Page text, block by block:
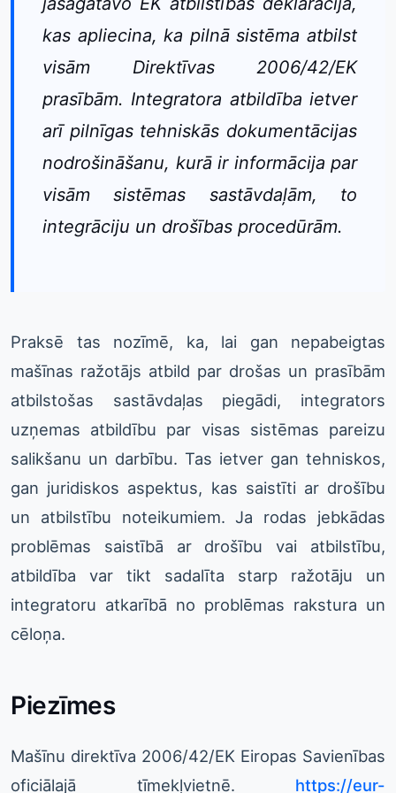
kas apliecina, ka pilnā sistēma atbilst
visām Direktīvas 2006/42/EK
prasībām. Integratora atbildība ietver
arī pilnīgas tehniskās dokumentācijas
nodrošināšanu, kurā ir informācija par
visām sistēmas sastāvdaļām, to
integrāciju un drošības procedūrām.
Praksē tas nozīmē, ka, lai gan nepabeigtas
mašīnas ražotājs atbild par drošas un prasībām
atbilstošas sastāvdaļas piegādi, integrators
uzņemas atbildību par visas sistēmas pareizu
salikšanu un darbību. Tas ietver gan tehniskos,
gan juridiskos aspektus, kas saistīti ar drošību
un atbilstību noteikumiem. Ja rodas jebkādas
problēmas saistībā ar drošību vai atbilstību,
atbildība var tikt sadalīta starp ražotāju un
integratoru atkarībā no problēmas rakstura un
cēloņa.
Piezīmes
Mašīnu direktīva 2006/42/EK Eiropas Savienības
oficiālajā tīmekļvietnē. https://eur-